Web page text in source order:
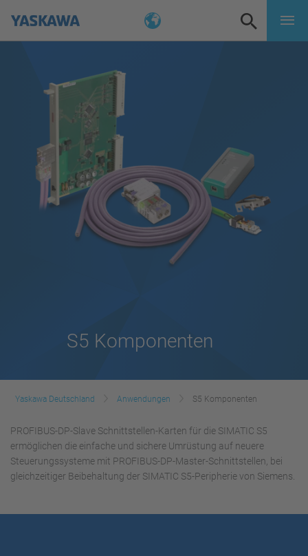
S5 Komponenten
Yaskawa Deutschland Anwendungen S5 Komponenten
PROFIBUS-DP-Slave Schnittstellen-Karten für die SIMATIC S5
ermöglichen die einfache und sichere Umrüstung auf neuere
Steuerungssysteme mit PROFIBUS-DP-Master-Schnittstellen, bei
gleichzeitiger Beibehaltung der SIMATIC S5-Peripherie von Siemens.